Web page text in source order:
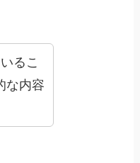
るこ
な内容